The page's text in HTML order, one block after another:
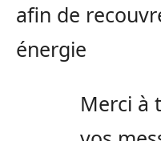
afin de
énergie
Merci à